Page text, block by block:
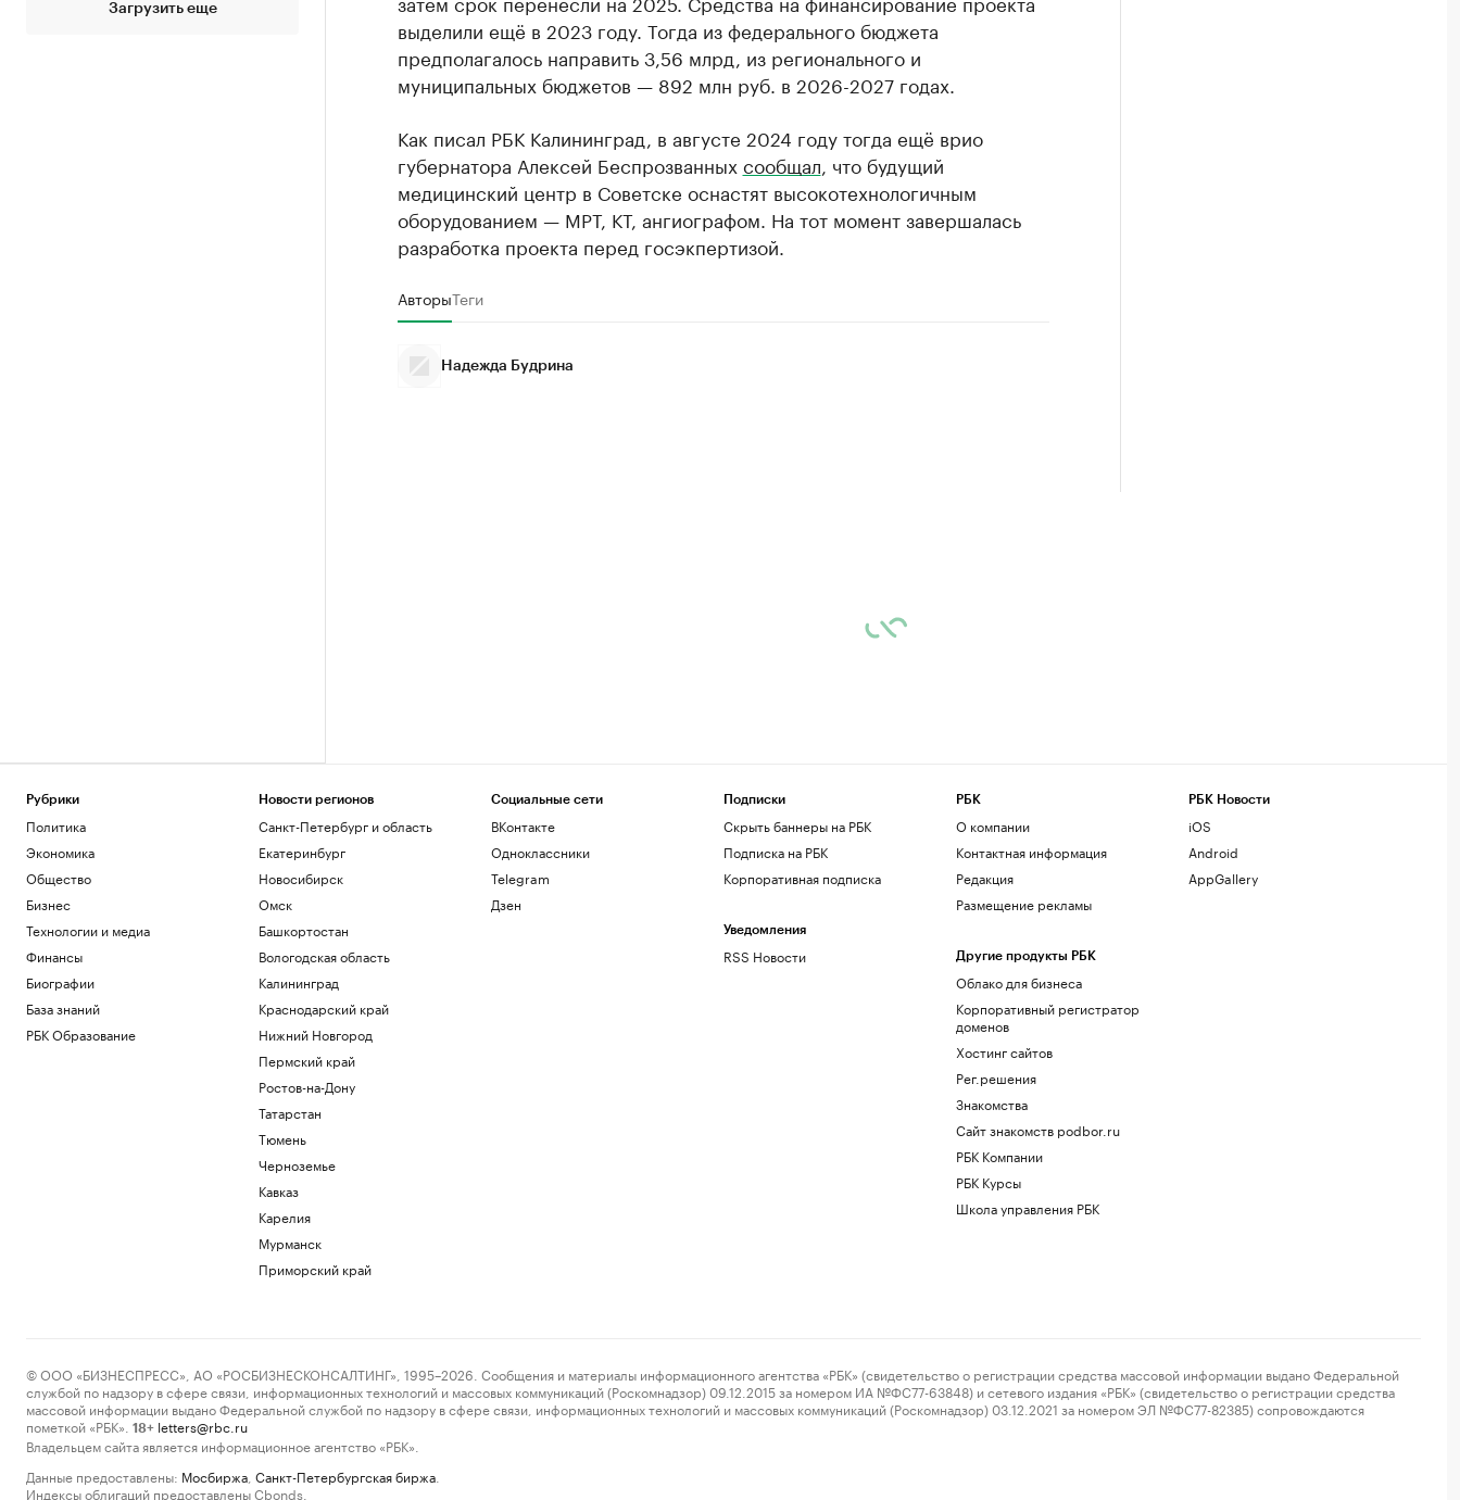
Загрузить еще
выделили ещё в 2023 году. Тогда из федерального бюджета
предполагалось направить 3,56 млрд, из регионального и
муниципальных бюджетов — 892 млн руб. в 2026-2027 годах.
Как писал РБК Калининград, в августе 2024 году тогда ещё врио
губернатора Алексей Беспрозванных сообщал , что будущий
медицинский центр в Советске оснастят высокотехнологичным
оборудованием — МРТ, КТ, ангиографом. На тот момент завершалась
разработка проекта перед госэкпертизой.
АвторыТеги
Надежда Будрина
Рубрики
Политика
Экономика
Общество
Бизнес
Технологии и медиа
Финансы
Биографии
База знаний
РБК Образование
Новости регионов
Санкт-Петербург и область
Екатеринбург
Новосибирск
Омск
Башкортостан
Вологодская область
Калининград
Краснодарский край
Нижний Новгород
Пермский край
Ростов-на-Дону
Татарстан
Тюмень
Черноземье
Кавказ
Карелия
Мурманск
Приморский край
Социальные сети
ВКонтакте
Одноклассники
Telegram
Дзен
Подписки
Скрыть баннеры на РБК
Подписка на РБК
Корпоративная подписка
Уведомления
RSS Новости
РБК
О компании
Контактная информация
Редакция
Размещение рекламы
Другие продукты РБК
Облако для бизнеса
Корпоративный регистратор
доменов
Хостинг сайтов
Рег.решения
Знакомства
Сайт знакомств podbor.ru
РБК Компании
РБК Курсы
Школа управления РБК
РБК Новости
iOS
Android
AppGallery
© ООО «БИЗНЕСПРЕСС», АО «РОСБИЗНЕСКОНСАЛТИНГ», 1995–2026. Сообщения и материалы информационного агентства «РБК» (свидетельство о регистрации средства массовой информации выдано Федеральной
службой по надзору в сфере связи, информационных технологий и массовых коммуникаций (Роскомнадзор) 09.12.2015 за номером ИА №ФС77-63848) и сетевого издания «РБК» (свидетельство о регистрации средства
массовой информации выдано Федеральной службой по надзору в сфере связи, информационных технологий и массовых коммуникаций (Роскомнадзор) 03.12.2021 за номером ЭЛ №ФС77-82385) сопровождаются
пометкой «РБК».
18+ letters@rbc.ru
Владельцем сайта является информационное агентство «РБК».
Данные предоставлены: Мосбиржа Санкт-Петербургская биржа
Индексы облигаций предоставлены Cbonds.